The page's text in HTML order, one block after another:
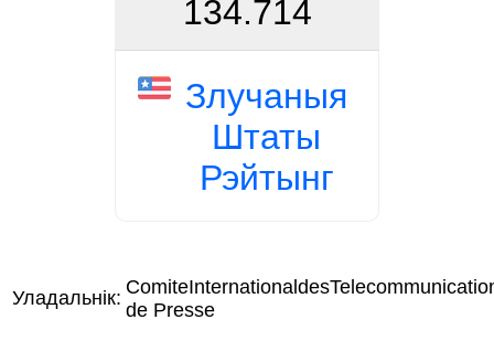
134.714
Злучаныя
Штаты
Рэйтынг
Уладальнік:
de Presse